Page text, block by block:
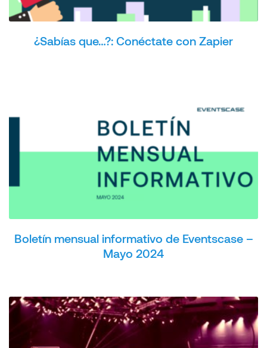
¿Sabías que…?: Conéctate con Zapier
Boletín mensual informativo de Eventscase –
Mayo 2024